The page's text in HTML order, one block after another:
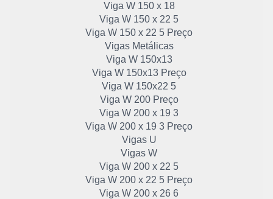
Viga W 150 x 18
Viga W 150 x 22 5
Viga W 150 x 22 5 Preço
Vigas Metálicas
Viga W 150x13
Viga W 150x13 Preço
Viga W 150x22 5
Viga W 200 Preço
Viga W 200 x 19 3
Viga W 200 x 19 3 Preço
Vigas U
Vigas W
Viga W 200 x 22 5
Viga W 200 x 22 5 Preço
Viga W 200 x 26 6